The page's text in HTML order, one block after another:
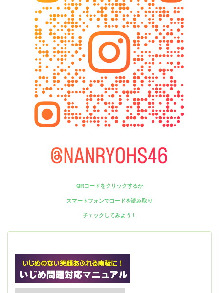
QRコードをクリックするか
スマートフォンでコードを読み取り
チェックしてみよう！